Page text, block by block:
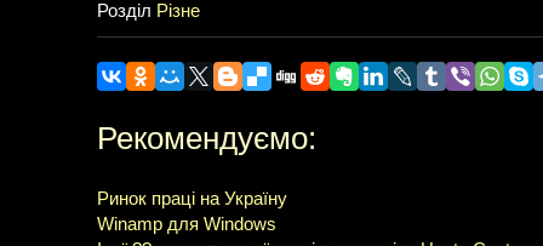
Розділ Різне
Рекомендуємо:
Ринок праці на Україну
Winamp для Windows